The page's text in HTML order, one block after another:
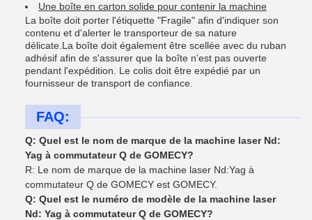
Une boîte en carton solide pour contenir la machine
La boîte doit porter l'étiquette "Fragile" afin d'indiquer son
contenu et d'alerter le transporteur de sa nature
délicate.La boîte doit également être scellée avec du ruban
adhésif afin de s'assurer que la boîte n'est pas ouverte
pendant l'expédition. Le colis doit être expédié par un
fournisseur de transport de confiance.
FAQ:
Q: Quel est le nom de marque de la machine laser Nd:
Yag à commutateur Q de GOMECY?
R: Le nom de marque de la machine laser Nd:Yag à
commutateur Q de GOMECY est GOMECY.
Q: Quel est le numéro de modèle de la machine laser
Nd: Yag à commutateur Q de GOMECY?